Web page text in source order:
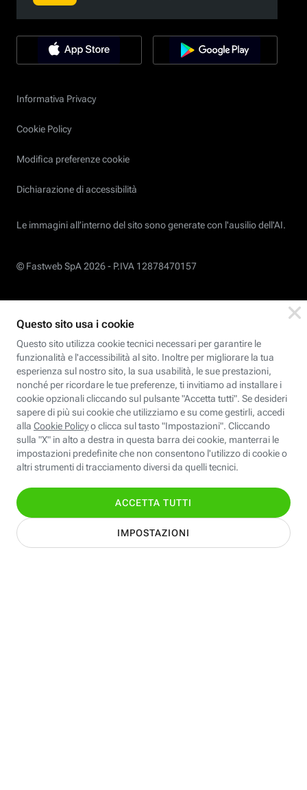
Informativa Privacy
Cookie Policy
Modifica preferenze cookie
Dichiarazione di accessibilità
Le immagini all’interno del sito sono generate con l'ausilio dell'AI.
© Fastweb SpA 2026 - P.IVA 12878470157